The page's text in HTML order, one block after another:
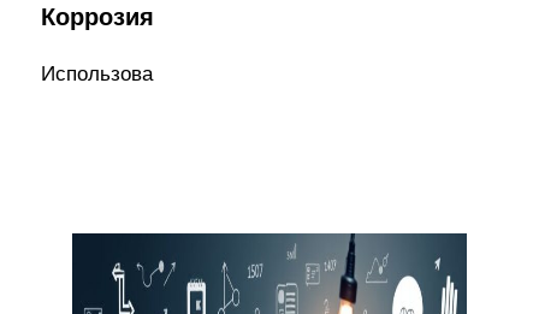
Коррозия
Использова